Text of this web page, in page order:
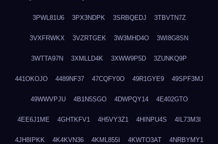
3PWL81U6 3PX3NDPK 3SRBQEDJ 3TBVTN7Z
3VXFRWKX 3VZRTGEK 3W3MHD4O 3WI8G8SN
3WTTA97N 3XMLLD4K 3XWW9P5D 3ZUNKQ9P
441OKOJO 4489NF37 47CQFY0O 49R1GYE9 49SPF3MJ
49WWVPJU 4B1N5SGO 4DWPQY14 4E402GTO
4EE6J1ME 4GHTKFV1 4H5VY3Z1 4HINPU4S 4IL73M3I
4JH8IPKK 4K4KVN36 4KML855I 4KWTO3AT 4NRBYMY1